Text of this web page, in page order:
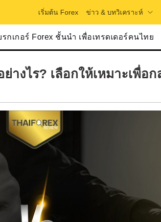
เริ่มต้น Forex ข่าว & บทวิเคราะห์
กเกอร์ Forex ชั้นนำ เพื่อเทรดเดอร์คนไทย
างไร? เลือกให้เหมาะเพื่อ